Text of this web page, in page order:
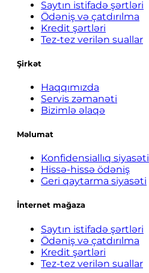
Saytın istifadə şərtləri
Ödəniş və çatdırılma
Kredit şərtləri
Tez-tez verilən suallar
Şirkət
Haqqımızda
Servis zəmanəti
Bizimlə əlaqə
Məlumat
Konfidensiallıq siyasəti
Hissə-hissə ödəniş
Geri qaytarma siyasəti
İnternet mağaza
Saytın istifadə şərtləri
Ödəniş və çatdırılma
Kredit şərtləri
Tez-tez verilən suallar